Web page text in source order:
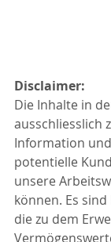
Disclaimer:
Die Inhalte in
ausschliesslich
Information
potentielle
unsere
können. Es
die zu dem